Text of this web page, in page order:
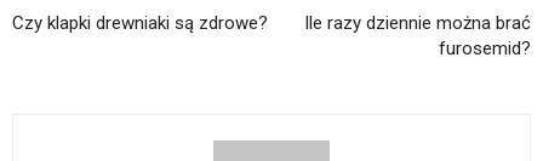
Czy klapki drewniaki są zdrowe?
Ile razy dziennie można brać
furosemid?